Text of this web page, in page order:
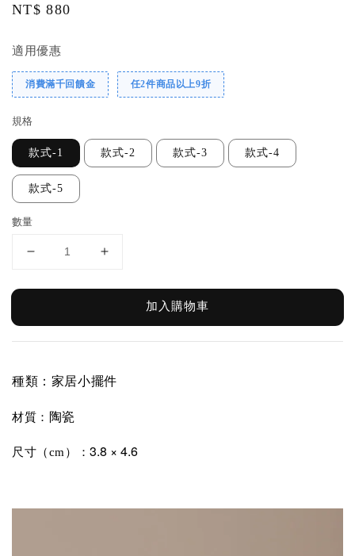
Regular
NT$ 880
適用優惠
消費滿千回饋金 任2件商品以上9折
規格
款式-1 款式-2 款式-3 款式-4
款式-5
數量
加入購物車
種類：家居小擺件
材質： 陶瓷
尺寸（cm）：3.8 × 4.6